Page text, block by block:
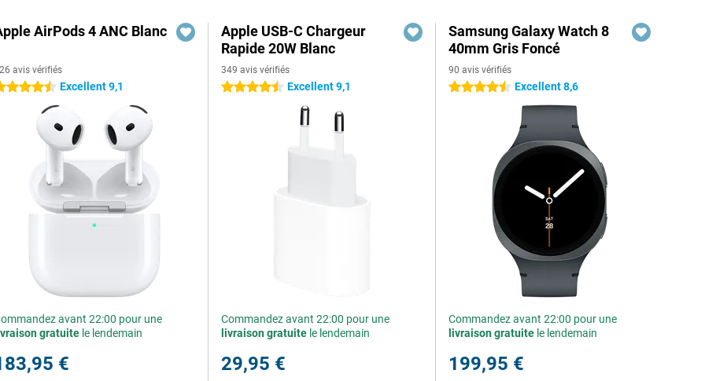
AirPods 4 ANC Blanc
avis vérifiés
étoiles Excellent 9,1
avant 22:00 pour une
gratuite le lendemain
€
Apple USB-C Chargeur
Rapide 20W Blanc
349 avis vérifiés
4.5 étoiles Excellent 9,1
Commandez avant 22:00 pour une
livraison gratuite le lendemain
29,95 €
Samsung Galaxy Watch 8
40mm Gris Foncé
90 avis vérifiés
4.5 étoiles Excellent 8,6
Commandez avant 22:00 pour une
livraison gratuite le lendemain
199,95 €